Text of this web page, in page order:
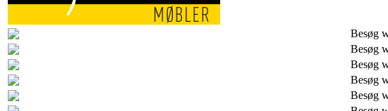
Besøg
Besøg
Besøg
Besøg
Besøg